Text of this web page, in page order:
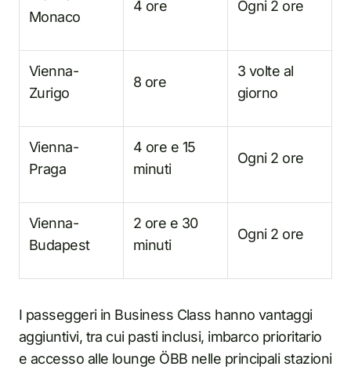
Monaco
4 ore Ogni 2 ore
Vienna-
Zurigo
8 ore
3 volte al
giorno
Vienna-
Praga
4 ore e 15
minuti
Ogni 2 ore
Vienna-
Budapest
2 ore e 30
minuti
Ogni 2 ore
I passeggeri in Business Class hanno vantaggi
aggiuntivi, tra cui pasti inclusi, imbarco prioritario
e accesso alle lounge ÖBB nelle principali stazioni